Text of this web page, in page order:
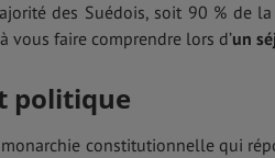
des Suédois, soit 90 % de
vous faire comprendre lors d’un
politique
constitutionnelle qui